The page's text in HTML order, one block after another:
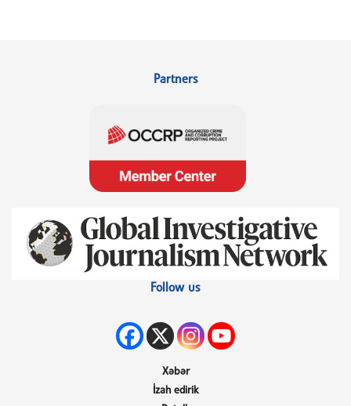
Partners
Follow us
Xəbər
İzah edirik